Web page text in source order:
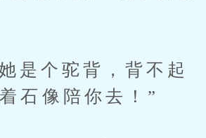
是个驼背，背不起
石像陪你去！”